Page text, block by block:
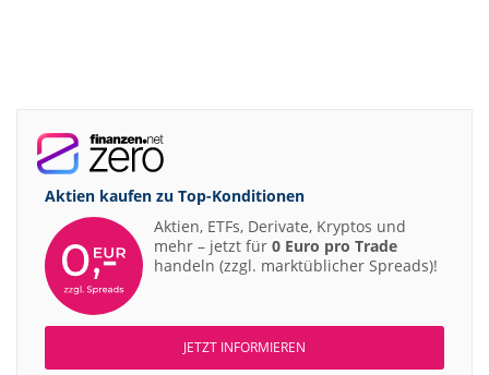
Aktien kaufen zu Top-Konditionen
Aktien, ETFs, Derivate, Kryptos und
mehr – jetzt für 0 Euro pro Trade
handeln (zzgl. marktüblicher Spreads)!
JETZT INFORMIEREN